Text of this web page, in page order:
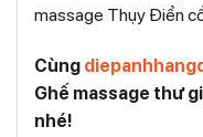
massage Thụy Điển
Cùng
Ghế massage thư
nhé!